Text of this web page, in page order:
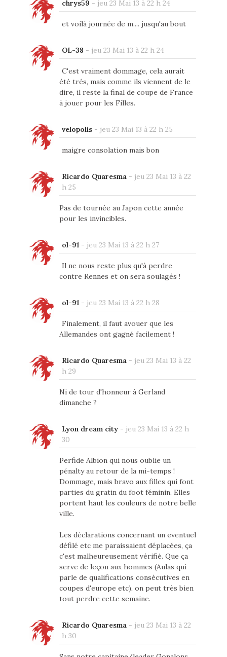
chrys59 - jeu 23 Mai 13 à 22 h 24
et voilà journée de m.... jusqu'au bout
OL-38 - jeu 23 Mai 13 à 22 h 24
C'est vraiment dommage, cela aurait
été trés, mais comme ils viennent de le
dire, il reste la final de coupe de France
à jouer pour les Filles.
velopolis- jeu 23 Mai 13 à 22 h 25
maigre consolation mais bon
Ricardo Quaresma- jeu 23 Mai 13 à 22
h 25
Pas de tournée au Japon cette année
pour les invincibles.
ol-91- jeu 23 Mai 13 à 22 h 27
Il ne nous reste plus qu'à perdre
contre Rennes et on sera soulagés !
ol-91- jeu 23 Mai 13 à 22 h 28
Finalement, il faut avouer que les
Allemandes ont gagné facilement !
Ricardo Quaresma- jeu 23 Mai 13 à 22
h 29
Ni de tour d'honneur à Gerland
dimanche ?
Lyon dream city- jeu 23 Mai 13 à 22 h
30
Perfide Albion qui nous oublie un
pénalty au retour de la mi-temps !
Dommage, mais bravo aux filles qui font
parties du gratin du foot féminin. Elles
portent haut les couleurs de notre belle
ville.
Les déclarations concernant un eventuel
défilé etc me paraissaient déplacées, ça
c'est malheureusement vérifié. Que ça
serve de leçon aux hommes (Aulas qui
parle de qualifications consécutives en
coupes d'europe etc), on peut très bien
tout perdre cette semaine.
Ricardo Quaresma- jeu 23 Mai 13 à 22
h 30